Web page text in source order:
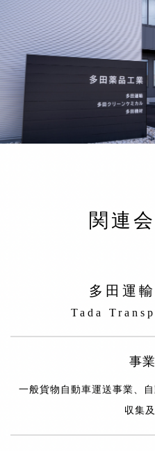
関連
多田運
Tada
事
一般貨物自動車運送事業、
収集